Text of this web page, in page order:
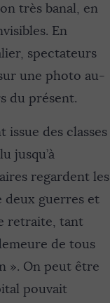
très banal, en
En
spectateurs
une photo au-
du présent.
des classes
jusqu’à
regardent les
deux guerres et
retraite, tant
de tous
». On peut être
pouvait